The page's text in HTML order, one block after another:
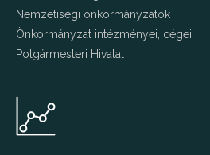
Nemzetiségi önkormányzatok
Önkormányzat intézményei, cégei
Polgármesteri Hivatal